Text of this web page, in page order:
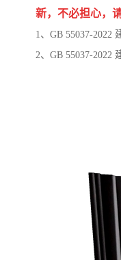
新，不必担心，
1、GB 55037-2022
2、GB 55037-2022
*考军校教材
海南省建设工程预
云南省建设工程预
陕西省水利工程概
冶金工业建设工程